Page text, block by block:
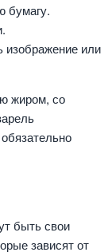
бумагу.
изображение или
жиром, со
быть свои
зависят от